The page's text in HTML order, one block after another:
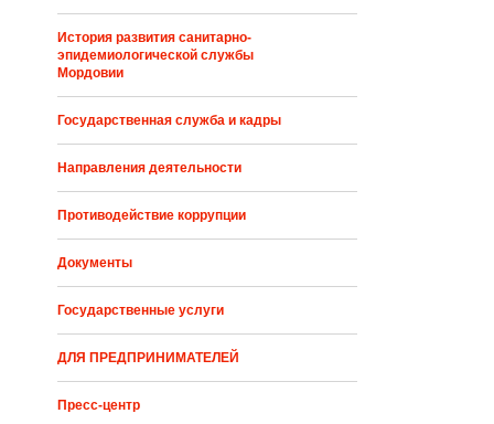
История развития санитарно-
эпидемиологической службы
Мордовии
Государственная служба и кадры
Направления деятельности
Противодействие коррупции
Документы
Государственные услуги
ДЛЯ ПРЕДПРИНИМАТЕЛЕЙ
Пресс-центр